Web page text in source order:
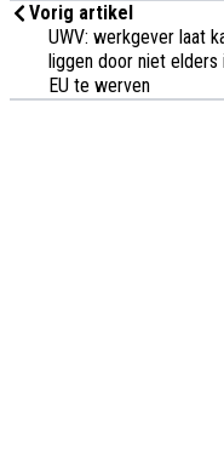
Vorig artikel
UWV: werkgever laat
liggen door niet elders
EU te werven